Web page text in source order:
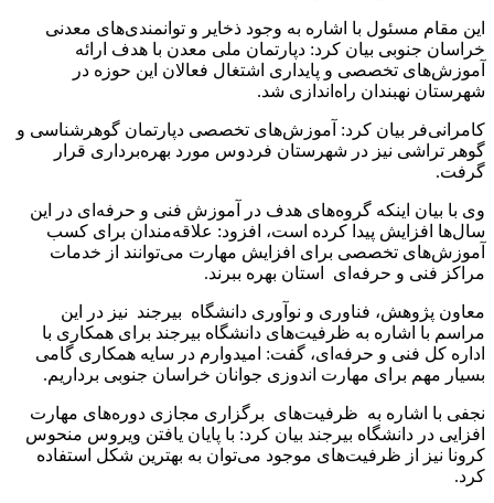
این مقام مسئول با اشاره به وجود ذخایر و توانمندی‌های معدنی
خراسان جنوبی بیان کرد: دپارتمان ملی معدن با هدف ارائه
آموزش‌های تخصصی و پایداری اشتغال فعالان این حوزه در
شهرستان نهبندان راه‌اندازی شد.
کامرانی‌فر بیان کرد: آموزش‌های تخصصی دپارتمان گوهرشناسی و
گوهر تراشی نیز در شهرستان فردوس مورد بهره‌برداری قرار
گرفت.
وی با بیان اینکه گروه‌های هدف در آموزش فنی و حرفه‌ای در این
سال‌ها افزایش پیدا کرده است، افزود: علاقه‌مندان برای کسب
آموزش‌های تخصصی برای افزایش مهارت می‌توانند از خدمات
مراکز فنی و حرفه‌ای استان بهره ببرند.
معاون پژوهش، فناوری و نوآوری دانشگاه بیرجند نیز در این
مراسم با اشاره به ظرفیت‌های دانشگاه بیرجند برای همکاری با
اداره کل فنی و حرفه‌ای، گفت: امیدوارم در سایه همکاری گامی
بسیار مهم برای مهارت اندوزی جوانان خراسان جنوبی برداریم.
نجفی با اشاره به ظرفیت‌های برگزاری مجازی دوره‌های مهارت
افزایی در دانشگاه بیرجند بیان کرد: با پایان یافتن ویروس منحوس
کرونا نیز از ظرفیت‌های موجود می‌توان به بهترین شکل استفاده
کرد.